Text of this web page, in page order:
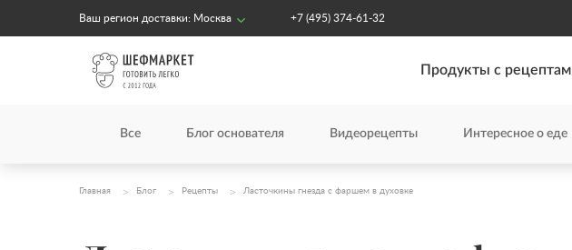
Ваш регион доставки: Москва +7 (495) 374-61-32
Продукты с
Все Блог основателя Видеорецепты Интересное о еде
Главная Блог Рецепты Ласточкины гнезда с фаршем в духовке